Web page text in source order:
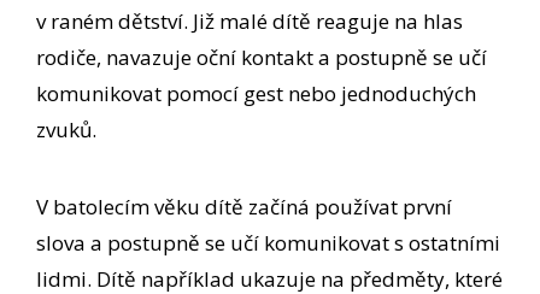
v raném dětství. Již malé dítě reaguje na hlas
rodiče, navazuje oční kontakt a postupně se učí
komunikovat pomocí gest nebo jednoduchých
zvuků.
V batolecím věku dítě začíná používat první
slova a postupně se učí komunikovat s ostatními
lidmi. Dítě například ukazuje na předměty, které